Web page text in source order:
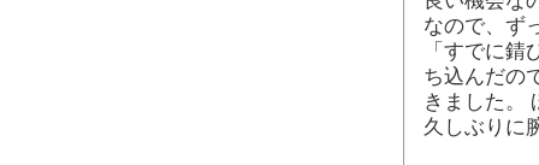
なので、ず
「すでに
ち込んだの
きました。
久しぶりに